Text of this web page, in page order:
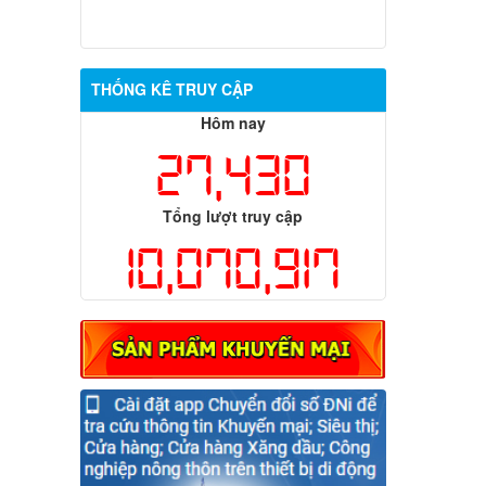
THỐNG KÊ TRUY CẬP
Hôm nay
27,430
Tổng lượt truy cập
10,070,917